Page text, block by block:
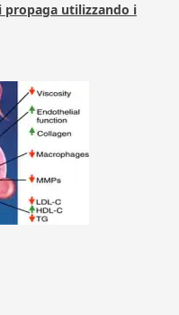
propaga utilizzando i